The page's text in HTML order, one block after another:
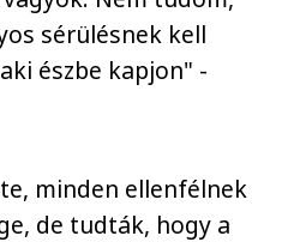
sérülésnek kell
észbe kapjon" -
minden ellenfélnek
de tudták, hogy a